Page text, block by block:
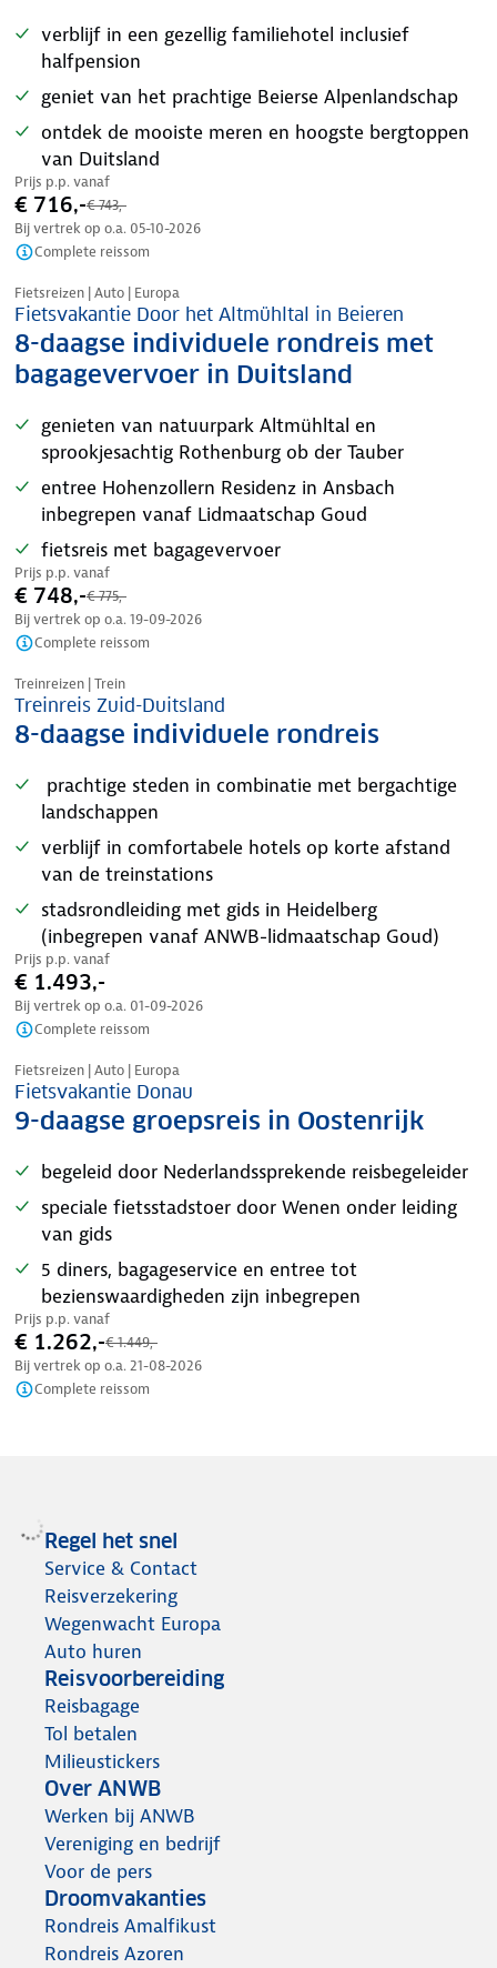
verblijf in een gezellig familiehotel inclusief
halfpension
geniet van het prachtige Beierse Alpenlandschap
ontdek de mooiste meren en hoogste bergtoppen
van Duitsland
Prijs p.p. vanaf
€ 716,-€ 743,-
Bij vertrek op o.a. 05-10-2026
Complete reissom
Nazomer korting
Fietsreizen | Auto | Europa
Fietsvakantie Door het Altmühltal in Beieren
8-daagse individuele rondreis met
bagagevervoer in Duitsland
genieten van natuurpark Altmühltal en
sprookjesachtig Rothenburg ob der Tauber
entree Hohenzollern Residenz in Ansbach
inbegrepen vanaf Lidmaatschap Goud
fietsreis met bagagevervoer
Prijs p.p. vanaf
€ 748,-€ 775,-
Bij vertrek op o.a. 19-09-2026
Complete reissom
Treinreizen | Trein
Treinreis Zuid-Duitsland
8-daagse individuele rondreis
prachtige steden in combinatie met bergachtige
landschappen
verblijf in comfortabele hotels op korte afstand
van de treinstations
stadsrondleiding met gids in Heidelberg
(inbegrepen vanaf ANWB-lidmaatschap Goud)
Prijs p.p. vanaf
€ 1.493,-
Bij vertrek op o.a. 01-09-2026
Complete reissom
Tijdelijk in prijs verlaagd
Fietsreizen | Auto | Europa
Fietsvakantie Donau
9-daagse groepsreis in Oostenrijk
begeleid door Nederlandssprekende reisbegeleider
speciale fietsstadstoer door Wenen onder leiding
van gids
5 diners, bagageservice en entree tot
bezienswaardigheden zijn inbegrepen
Prijs p.p. vanaf
€ 1.262,-€ 1.449,-
Bij vertrek op o.a. 21-08-2026
Complete reissom
Regel het snel
Service & Contact
Reisverzekering
Wegenwacht Europa
Auto huren
Reisvoorbereiding
Reisbagage
Tol betalen
Milieustickers
Over ANWB
Werken bij ANWB
Vereniging en bedrijf
Voor de pers
Droomvakanties
Rondreis Amalfikust
Rondreis Azoren